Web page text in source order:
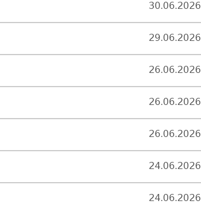
30.06.2026
29.06.2026
26.06.2026
26.06.2026
26.06.2026
24.06.2026
24.06.2026